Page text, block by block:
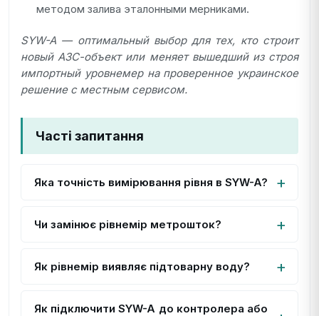
методом залива эталонными мерниками.
SYW-A — оптимальный выбор для тех, кто строит
новый АЗС-объект или меняет вышедший из строя
импортный уровнемер на проверенное украинское
решение с местным сервисом.
Часті запитання
Яка точність вимірювання рівня в SYW-A?
Чи замінює рівнемір метрошток?
Як рівнемір виявляє підтоварну воду?
Як підключити SYW-A до контролера або